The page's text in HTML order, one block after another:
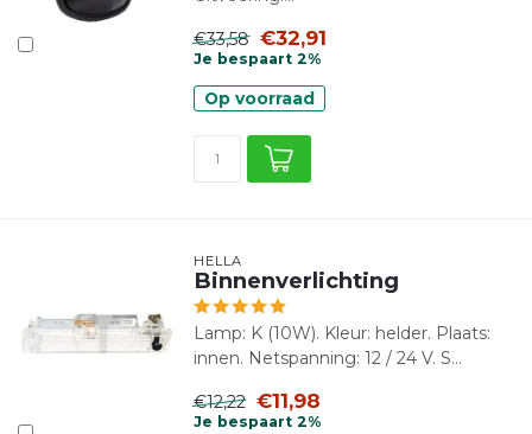
€33,58 €32,91
Je bespaart 2%
Op voorraad
HELLA
Binnenverlichting
Lamp: K (10W). Kleur: helder. Plaats:
innen. Netspanning: 12 / 24 V. S...
€12,22 €11,98
Je bespaart 2%